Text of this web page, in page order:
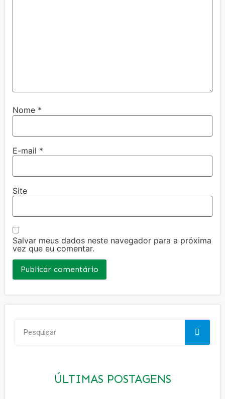
Nome *
E-mail *
Site
Salvar meus dados neste navegador para a próxima
vez que eu comentar.
ÚLTIMAS POSTAGENS